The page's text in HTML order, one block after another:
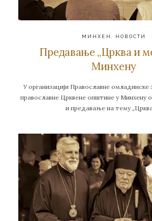
МИНХЕН НОВОСТИ
Предавање ,,Црква и
Минхену
У организацији Православне омладинске
православне Црквене општине у Минхену
и предавање на тему